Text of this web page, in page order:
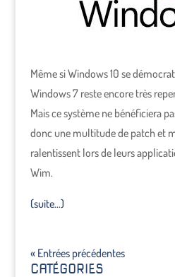
Même si Windows 10 se
Windows 7 reste encore très
Mais ce système ne bénéficiera
donc une multitude de patch et
ralentissent lors de leurs
Wim.
(suite…)
« Entrées précédentes
CATÉGORIES